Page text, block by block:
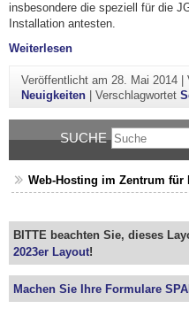
insbesondere die speziell für die
Installation antesten.
Weiterlesen"Sandkasten: Ein
Veröffentlicht am 28. Mai 2014|
Neuigkeiten| Verschlagwortet
SUCHE
Web-Hosting im Zentrum für
BITTE beachten Sie, dieses
2023er Layout!
Machen Sie Ihre Formulare